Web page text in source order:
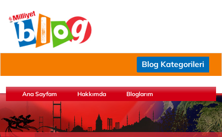
Blog Kategorileri
Ana Sayfam Hakkımda Bloglarım